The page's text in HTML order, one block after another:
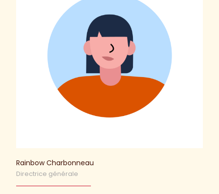
Rainbow Charbonneau
Directrice générale